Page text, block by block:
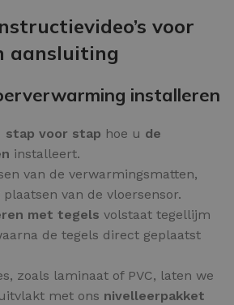
voor
aansluiting
installeren
stap voor stap hoe u de
installeert.
van de verwarmingsmatten,
van de vloersensor.
met tegels volstaat tegellijm
de tegels direct geplaatst
zoals laminaat of PVC, laten we
met ons nivelleerpakket